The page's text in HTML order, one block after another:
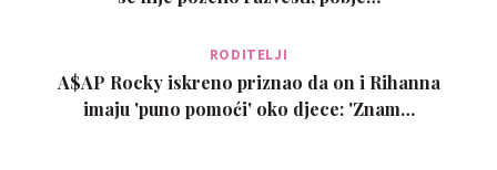
RODITELJI
A$AP Rocky iskreno priznao da on i Rihanna
imaju 'puno pomoći' oko djece: 'Znam…